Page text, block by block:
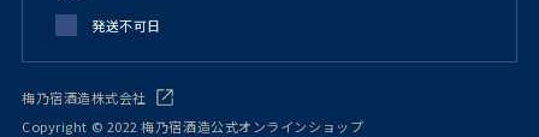
発送不可日
梅乃宿酒造株式会社
Copyright © 2022 梅乃宿酒造公式オンラインショップ